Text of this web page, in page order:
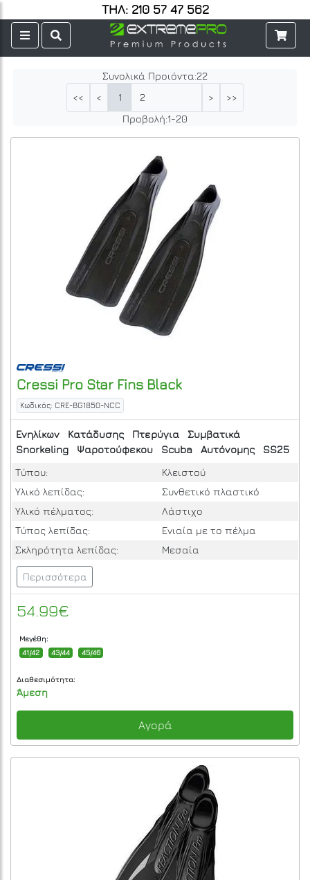
ΤΗΛ: 210 57 47 562
Συνολικά Προιόντα:22
<<
< 1 2 >
>>
Προβολή:1-20
Cressi Pro Star Fins Black
Κωδικός: CRE-BG1850-NCC
Ενηλίκων Κατάδυσης Πτερύγια
Συμβατικά
Snorkeling
Ψαροτούφεκου Scuba Αυτόνομης
SS25
Τύπου:
Κλειστού
Υλικό λεπίδας:
Συνθετικό πλαστικό
Υλικό πέλματος:
Λάστιχο
Τύπος λεπίδας:
Ενιαία με το πέλμα
Σκληρότητα λεπίδας:
Μεσαία
Περισσότερα
54.99€
Μεγέθη:
41/42
43/44 45/46
Διαθεσιμότητα:
Άμεση
Αγορά